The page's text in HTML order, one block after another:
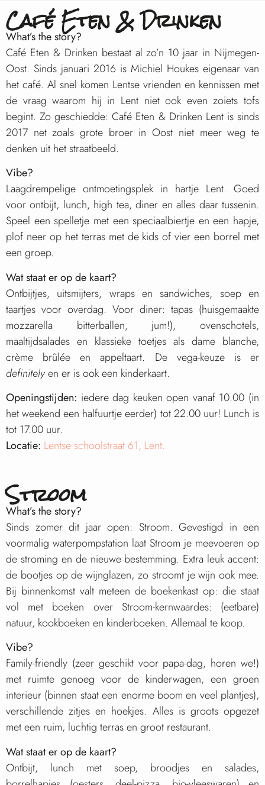
Café Eten & Drinken
What’s the story?
Café Eten & Drinken bestaat al zo’n 10 jaar in Nijmegen-
Oost. Sinds januari 2016 is Michiel Houkes eigenaar van
het café. Al snel komen Lentse vrienden en kennissen met
de vraag waarom hij in Lent niet ook even zoiets tofs
begint. Zo geschiedde: Café Eten & Drinken Lent is sinds
2017 net zoals grote broer in Oost niet meer weg te
denken uit het straatbeeld.
Vibe?
Laagdrempelige ontmoetingsplek in hartje Lent. Goed
voor ontbijt, lunch, high tea, diner en alles daar tussenin.
Speel een spelletje met een speciaalbiertje en een hapje,
plof neer op het terras met de kids of vier een borrel met
een groep.
Wat staat er op de kaart?
Ontbijtjes, uitsmijters, wraps en sandwiches, soep en
taartjes voor overdag. Voor diner: tapas (huisgemaakte
mozzarella bitterballen, jum!), ovenschotels,
maaltijdsalades en klassieke toetjes als dame blanche,
crème brûlée en appeltaart. De vega-keuze is er
definitelyen er is ook een kinderkaart.
Openingstijden: iedere dag keuken open vanaf 10.00 (in
het weekend een halfuurtje eerder) tot 22.00 uur! Lunch is
tot 17.00 uur.
Locatie: Lentse schoolstraat 61, Lent.
Stroom
What’s the story?
Sinds zomer dit jaar open: Stroom. Gevestigd in een
voormalig waterpompstation laat Stroom je meevoeren op
de stroming en de nieuwe bestemming. Extra leuk accent:
de bootjes op de wijnglazen, zo stroomt je wijn ook mee.
Bij binnenkomst valt meteen de boekenkast op: die staat
vol met boeken over Stroom-kernwaardes: (eetbare)
natuur, kookboeken en kinderboeken. Allemaal te koop.
Vibe?
Family-friendly (zeer geschikt voor papa-dag, horen we!)
met ruimte genoeg voor de kinderwagen, een groen
interieur (binnen staat een enorme boom en veel plantjes),
verschillende zitjes en hoekjes. Alles is groots opgezet
met een ruim, luchtig terras en groot restaurant.
Wat staat er op de kaart?
Ontbijt, lunch met soep, broodjes en salades,